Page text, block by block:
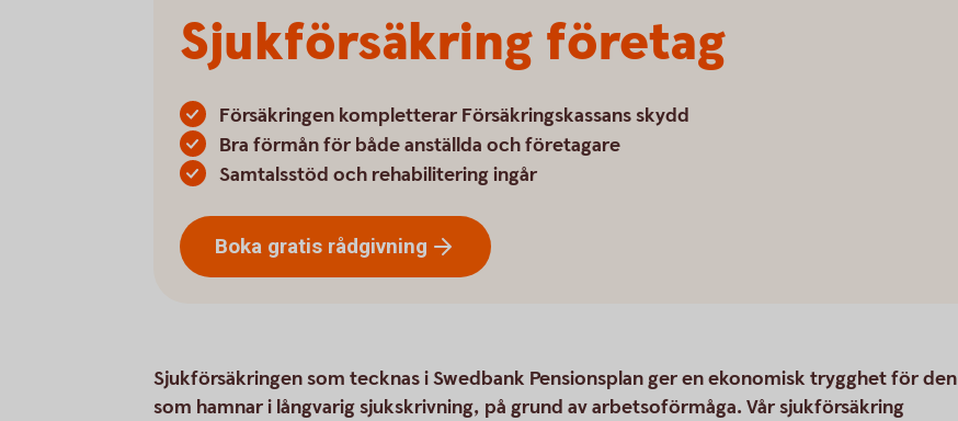
Sjukförsäkring företag
Försäkringen kompletterar Försäkringskassans skydd
Bra förmån för både anställda och företagare
Samtalsstöd och rehabilitering ingår
Boka gratis rådgivning
Sjukförsäkringen som tecknas i Swedbank Pensionsplan ger en ekonomisk trygghet för den
som hamnar i långvarig sjukskrivning, på grund av arbetsoförmåga. Vår sjukförsäkring